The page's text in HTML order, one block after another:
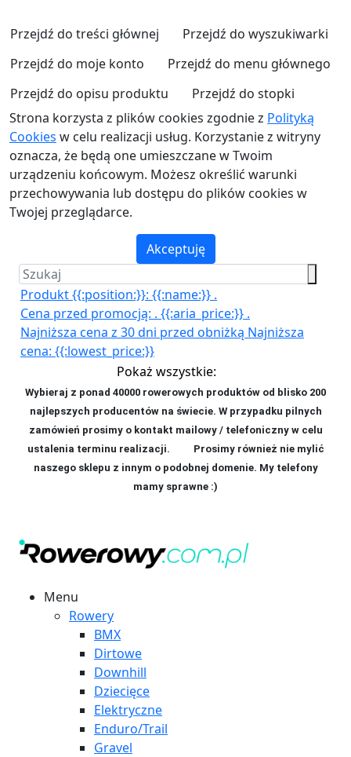
Przejdź do treści głównej
Przejdź do wyszukiwarki
Przejdź do moje konto
Przejdź do menu głównego
Przejdź do opisu produktu
Przejdź do stopki
Strona korzysta z plików cookies zgodnie z Polityką
Cookies w celu realizacji usług. Korzystanie z witryny
oznacza, że będą one umieszczane w Twoim
urządzeniu końcowym. Możesz określić warunki
przechowywania lub dostępu do plików cookies w
Twojej przeglądarce.
Akceptuję
Produkt {{:position:}}: {{:name:}} .
Cena przed promocją: . {{:aria_price:}} .
Najniższa cena z 30 dni przed obniżką Najniższa
cena: {{:lowest_price:}}
Pokaż wszystkie:
Wybieraj z ponad 40000 rowerowych produktów od blisko 200
najlepszych producentów na świecie. W przypadku pilnych
zamówień prosimy o kontakt mailowy / telefoniczny w celu
ustalenia terminu realizacji. Prosimy również nie mylić
naszego sklepu z innym o podobnej domenie. My telefony
mamy sprawne :)
Menu
Rowery
BMX
Dirtowe
Downhill
Dziecięce
Elektryczne
Enduro/Trail
Gravel